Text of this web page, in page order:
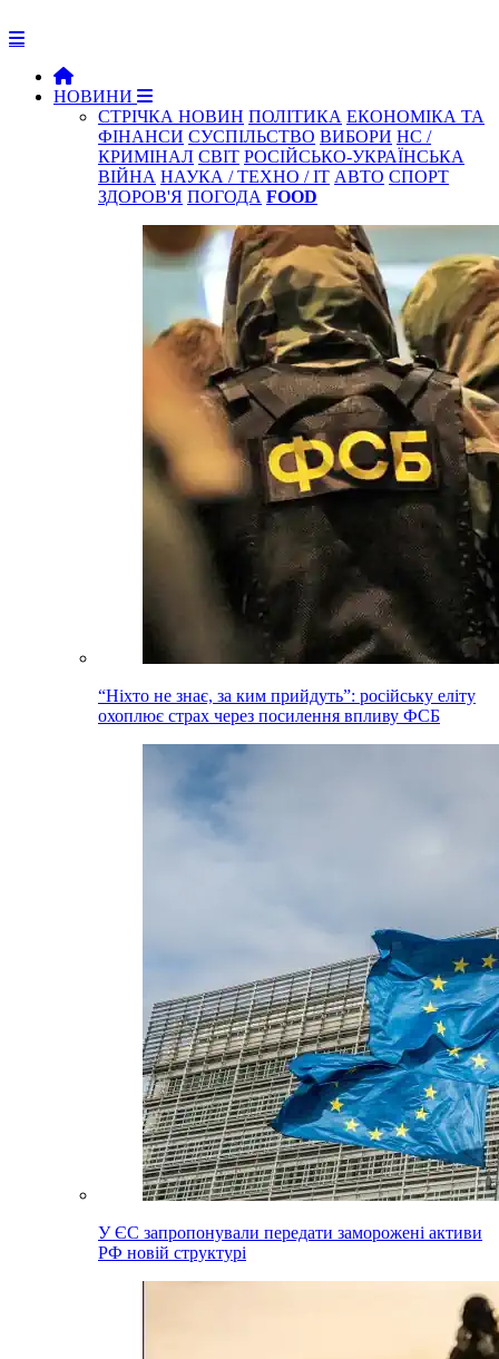
НОВИНИ
СТРІЧКА НОВИН ПОЛІТИКА ЕКОНОМІКА ТА
ФІНАНСИ СУСПІЛЬСТВО ВИБОРИ НС /
КРИМІНАЛ СВІТ РОСІЙСЬКО-УКРАЇНСЬКА
ВІЙНА НАУКА / ТЕХНО / IT АВТО СПОРТ
ЗДОРОВ'Я ПОГОДА FOOD
“Ніхто не знає, за ким прийдуть”: російську еліту
охоплює страх через посилення впливу ФСБ
У ЄС запропонували передати заморожені активи
РФ новій структурі